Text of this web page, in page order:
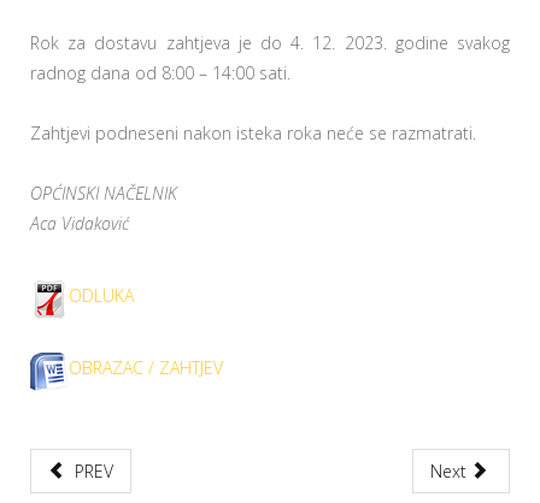
Rok za dostavu zahtjeva je do 4. 12. 2023. godine svakog
radnog dana od 8:00 – 14:00 sati.
Zahtjevi podneseni nakon isteka roka neće se razmatrati.
OPĆINSKI NAČELNIK
Aca Vidaković
ODLUKA
OBRAZAC / ZAHTJEV
PREV Next